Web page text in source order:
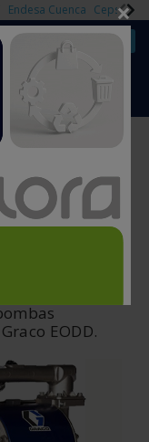
Endesa Cuenca Cepsa
empresas Registro
EODD.
×